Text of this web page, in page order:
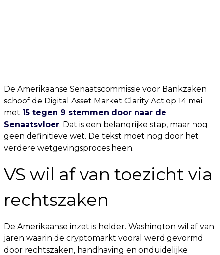
De Amerikaanse Senaatscommissie voor Bankzaken
schoof de Digital Asset Market Clarity Act op 14 mei
met 15 tegen 9 stemmen door naar de
Senaatsvloer. Dat is een belangrijke stap, maar nog
geen definitieve wet. De tekst moet nog door het
verdere wetgevingsproces heen.
VS wil af van toezicht via
rechtszaken
De Amerikaanse inzet is helder. Washington wil af van
jaren waarin de cryptomarkt vooral werd gevormd
door rechtszaken, handhaving en onduidelijke